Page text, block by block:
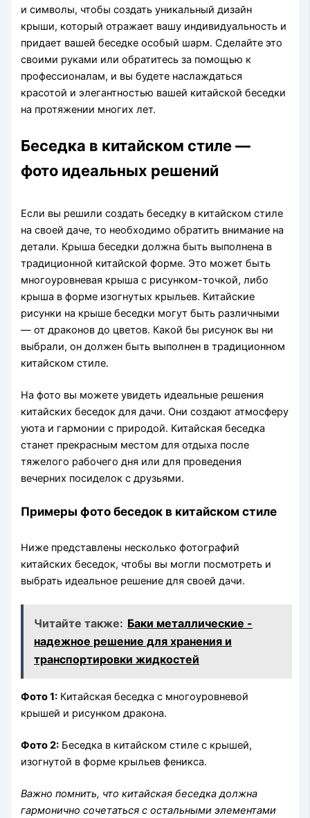
и символы, чтобы создать уникальный дизайн
крыши, который отражает вашу индивидуальность и
придает вашей беседке особый шарм. Сделайте это
своими руками или обратитесь за помощью к
профессионалам, и вы будете наслаждаться
красотой и элегантностью вашей китайской беседки
на протяжении многих лет.
Беседка в китайском стиле —
фото идеальных решений
Если вы решили создать беседку в китайском стиле
на своей даче, то необходимо обратить внимание на
детали. Крыша беседки должна быть выполнена в
традиционной китайской форме. Это может быть
многоуровневая крыша с рисунком-точкой, либо
крыша в форме изогнутых крыльев. Китайские
рисунки на крыше беседки могут быть различными
— от драконов до цветов. Какой бы рисунок вы ни
выбрали, он должен быть выполнен в традиционном
китайском стиле.
На фото вы можете увидеть идеальные решения
китайских беседок для дачи. Они создают атмосферу
уюта и гармонии с природой. Китайская беседка
станет прекрасным местом для отдыха после
тяжелого рабочего дня или для проведения
вечерних посиделок с друзьями.
Примеры фото беседок в китайском стиле
Ниже представлены несколько фотографий
китайских беседок, чтобы вы могли посмотреть и
выбрать идеальное решение для своей дачи.
Читайте также: Баки металлические -
надежное решение для хранения и
транспортировки жидкостей
Фото 1: Китайская беседка с многоуровневой
крышей и рисунком дракона.
Фото 2: Беседка в китайском стиле с крышей,
изогнутой в форме крыльев феникса.
Важно помнить, что китайская беседка должна
гармонично сочетаться с остальными элементами